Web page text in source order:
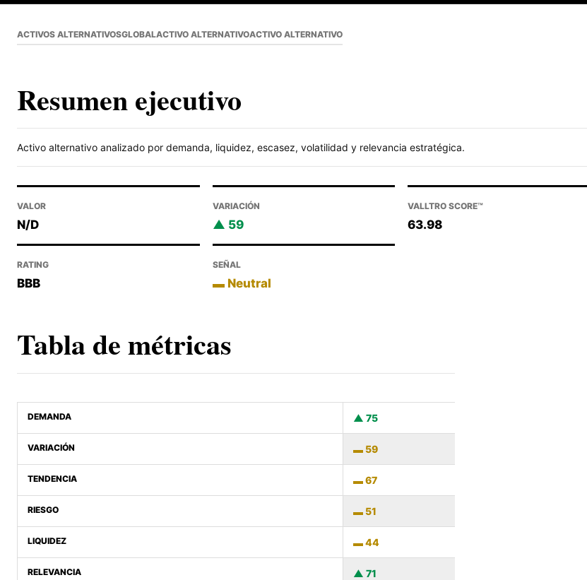
ACTIVOS ALTERNATIVOSGLOBALACTIVO ALTERNATIVOACTIVO ALTERNATIVO
Resumen ejecutivo
Activo alternativo analizado por demanda, liquidez, escasez, volatilidad y relevancia estratégica.
VALOR
N/D
VARIACIÓN
59
VALLTRO SCORE™
63.98
RATING
BBB
SEÑAL
Neutral
Tabla de métricas
DEMANDA 75
VARIACIÓN 59
TENDENCIA 67
RIESGO 51
LIQUIDEZ 44
RELEVANCIA 71